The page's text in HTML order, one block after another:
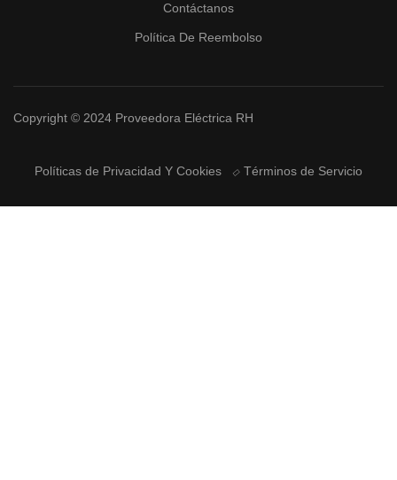
Contáctanos
Política De Reembolso
Copyright © 2024 Proveedora Eléctrica RH
Políticas de Privacidad Y Cookies Términos de Servicio